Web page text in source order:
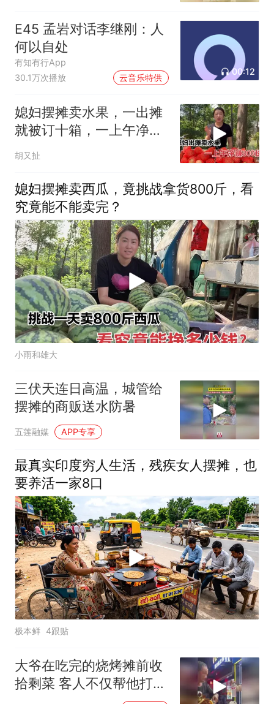
E45 孟岩对话李继刚：人
何以自处
有知有行App
30.1万次播放
云音乐特供
00:12
媳妇摆摊卖水果，一出摊
就被订十箱，一上午净赚
300块钱
胡又扯
媳妇摆摊卖西瓜，竟挑战拿货800斤，看
究竟能不能卖完？
小雨和雄大
三伏天连日高温，城管给
摆摊的商贩送水防暑
五莲融媒 APP专享
最真实印度穷人生活，残疾女人摆摊，也
要养活一家8口
极本鲜 4跟贴
大爷在吃完的烧烤摊前收
拾剩菜 客人不仅帮他打包